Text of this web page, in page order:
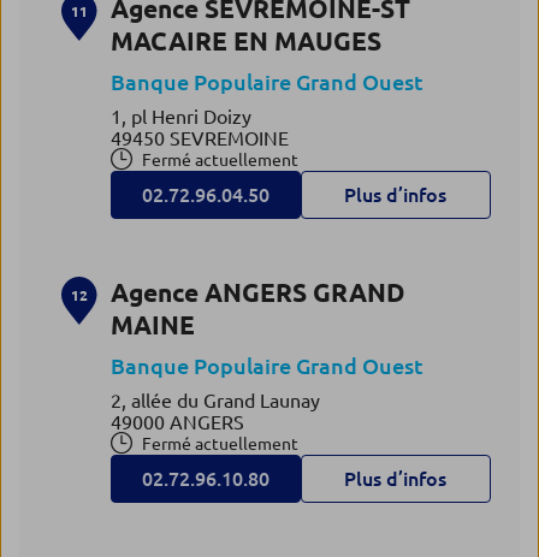
11
Agence SEVREMOINE-ST
MACAIRE EN MAUGES
Banque Populaire Grand Ouest
1, pl Henri Doizy
49450 SEVREMOINE
Fermé actuellement
02.72.96.04.50 Plus d’infos
12
Agence ANGERS GRAND
MAINE
Banque Populaire Grand Ouest
2, allée du Grand Launay
49000 ANGERS
Fermé actuellement
02.72.96.10.80 Plus d’infos